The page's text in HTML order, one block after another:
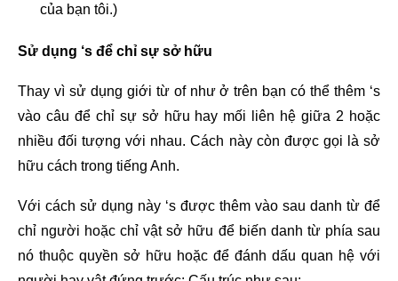
của bạn tôi.)
Sử dụng ‘s để chỉ sự sở hữu
Thay vì sử dụng giới từ of như ở trên bạn có thể thêm ‘s
vào câu để chỉ sự sở hữu hay mối liên hệ giữa 2 hoặc
nhiều đối tượng với nhau. Cách này còn được gọi là sở
hữu cách trong tiếng Anh.
Với cách sử dụng này ‘s được thêm vào sau danh từ để
chỉ người hoặc chỉ vật sở hữu để biến danh từ phía sau
nó thuộc quyền sở hữu hoặc để đánh dấu quan hệ với